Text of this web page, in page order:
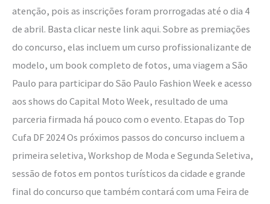
atenção, pois as inscrições foram prorrogadas até o dia 4
de abril. Basta clicar neste link aqui. Sobre as premiações
do concurso, elas incluem um curso profissionalizante de
modelo, um book completo de fotos, uma viagem a São
Paulo para participar do São Paulo Fashion Week e acesso
aos shows do Capital Moto Week, resultado de uma
parceria firmada há pouco com o evento. Etapas do Top
Cufa DF 2024 Os próximos passos do concurso incluem a
primeira seletiva, Workshop de Moda e Segunda Seletiva,
sessão de fotos em pontos turísticos da cidade e grande
final do concurso que também contará com uma Feira de